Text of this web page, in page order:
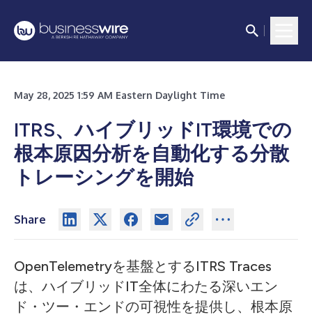
May 28, 2025 1:59 AM Eastern Daylight Time
ITRS、ハイブリッドIT環境での
根本原因分析を自動化する分散
トレーシングを開始
Share
OpenTelemetryを基盤とするITRS Traces
は、ハイブリッドIT全体にわたる深いエン
ド・ツー・エンドの可視性を提供し、根本原